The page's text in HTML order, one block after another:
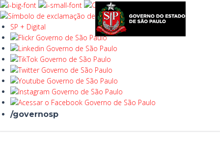
SP + Digital
/governosp